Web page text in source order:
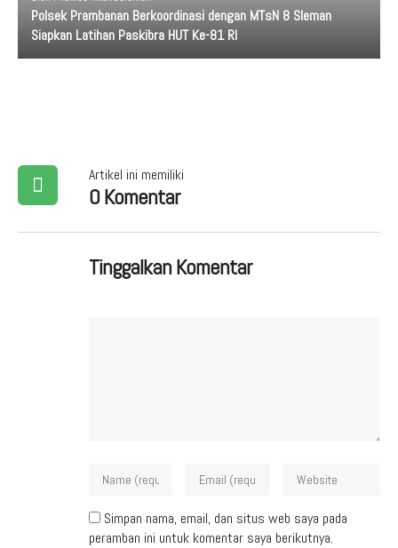
Polsek Prambanan Berkoordinasi dengan MTsN 8 Sleman
Siapkan Latihan Paskibra HUT Ke-81 RI
Artikel ini memiliki
0 Komentar
Tinggalkan Komentar
Simpan nama, email, dan situs web saya pada
peramban ini untuk komentar saya berikutnya.